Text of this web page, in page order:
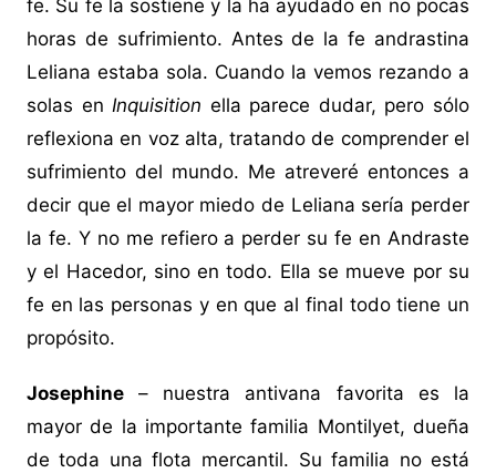
fe. Su fe la sostiene y la ha ayudado en no pocas
horas de sufrimiento. Antes de la fe andrastina
Leliana estaba sola. Cuando la vemos rezando a
solas enInquisition ella parece dudar, pero sólo
reflexiona en voz alta, tratando de comprender el
sufrimiento del mundo. Me atreveré entonces a
decir que el mayor miedo de Leliana sería perder
la fe. Y no me refiero a perder su fe en Andraste
y el Hacedor, sino en todo. Ella se mueve por su
fe en las personas y en que al final todo tiene un
propósito.
Josephine– nuestra antivana favorita es la
mayor de la importante familia Montilyet, dueña
de toda una flota mercantil. Su familia no está